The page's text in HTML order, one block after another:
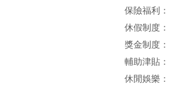
保險福利：
休假制度：
獎金制度：
輔助津貼：
休閒娛樂：